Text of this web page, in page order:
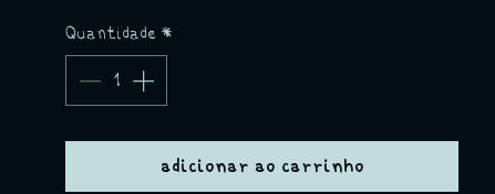
Quantidade *
adicionar ao carrinho